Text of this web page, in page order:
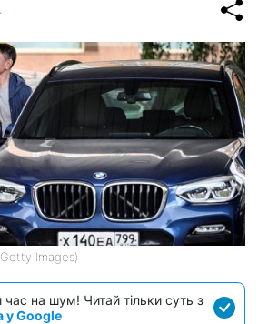
Images)
час на шум! Читай тільки суть з
у Google